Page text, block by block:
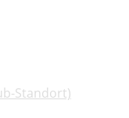
Standort)